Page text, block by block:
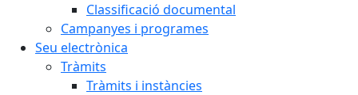
Classificació documental
Campanyes i programes
Seu electrònica
Tràmits
Tràmits i instàncies